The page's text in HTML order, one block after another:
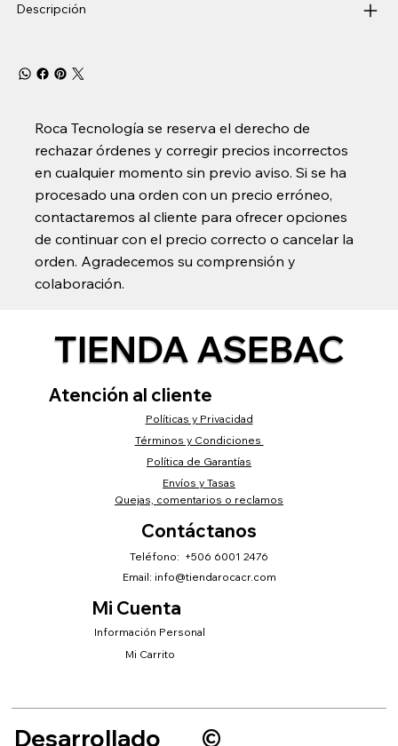
Descripción
Roca Tecnología se reserva el derecho de
rechazar órdenes y corregir precios incorrectos
en cualquier momento sin previo aviso. Si se ha
procesado una orden con un precio erróneo,
contactaremos al cliente para ofrecer opciones
de continuar con el precio correcto o cancelar la
orden. Agradecemos su comprensión y
colaboración.
TIENDA ASEBAC
Atención al cliente
Políticas y Privacidad
Términos y Condiciones
Envíos y Tasas
Política de Garantías
Quejas, comentarios o reclamos
Mi Cuenta
Información Personal
Mi Carrito
Contáctanos
Teléfono: +506 6001 2476
Email: info@tiendarocacr.com
Desarrollado ©